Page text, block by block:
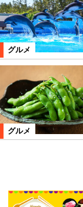
グルメ
グルメ